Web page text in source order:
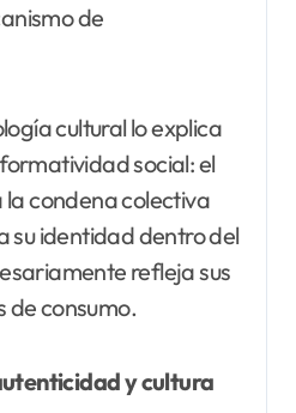
de
cultural lo explica
social: el
la condena colectiva
su identidad dentro del
refleja sus
de consumo.
y cultura